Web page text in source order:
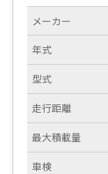
メーカー
年式
型式
走行距離
最大積載量
車検